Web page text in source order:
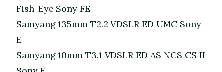
Fish-Eye Sony FE
Samyang 135mm T2.2 VDSLR ED UMC Sony
E
Samyang 10mm T3.1 VDSLR ED AS NCS CS II